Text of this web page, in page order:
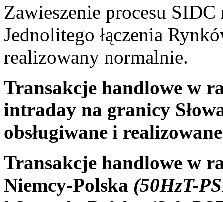
Zawieszenie procesu SIDC
Jednolitego łączenia
realizowany normalnie.
Transakcje handlowe w
intraday na granicy
obsługiwane i
Transakcje handlowe w
Niemcy-Polska (50HzT-